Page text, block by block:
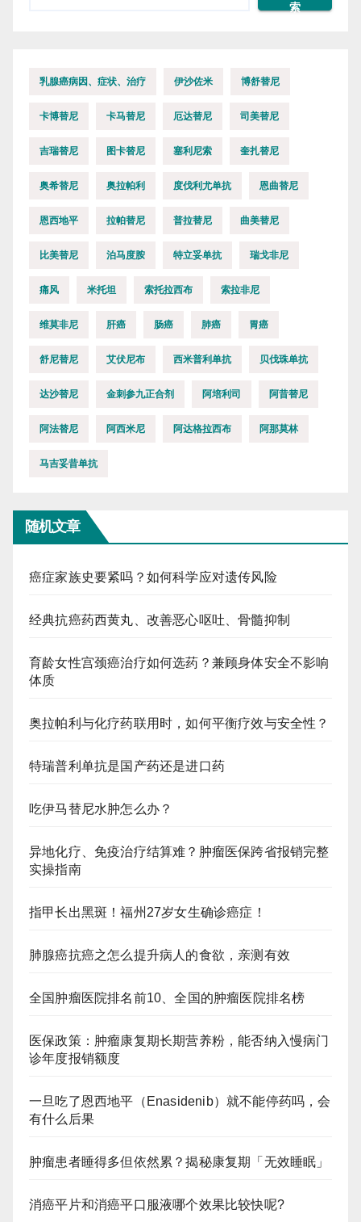
索
乳腺癌病因、症状、治疗 伊沙佐米 博舒替尼
卡博替尼 卡马替尼 厄达替尼 司美替尼
吉瑞替尼 图卡替尼 塞利尼索 奎扎替尼
奥希替尼 奥拉帕利 度伐利尤单抗 恩曲替尼
恩西地平 拉帕替尼 普拉替尼 曲美替尼
比美替尼 泊马度胺 特立妥单抗 瑞戈非尼
痛风 米托坦 索托拉西布 索拉非尼
维莫非尼 肝癌 肠癌 肺癌 胃癌
舒尼替尼 艾伏尼布 西米普利单抗 贝伐珠单抗
达沙替尼 金刺参九正合剂 阿培利司 阿昔替尼
阿法替尼 阿西米尼 阿达格拉西布 阿那莫林
马吉妥昔单抗
随机文章
癌症家族史要紧吗？如何科学应对遗传风险
经典抗癌药西黄丸、改善恶心呕吐、骨髓抑制
育龄女性宫颈癌治疗如何选药？兼顾身体安全不影响
体质
奥拉帕利与化疗药联用时，如何平衡疗效与安全性？
特瑞普利单抗是国产药还是进口药
吃伊马替尼水肿怎么办？
异地化疗、免疫治疗结算难？肿瘤医保跨省报销完整
实操指南
指甲长出黑斑！福州27岁女生确诊癌症！
肺腺癌抗癌之怎么提升病人的食欲，亲测有效
全国肿瘤医院排名前10、全国的肿瘤医院排名榜
医保政策：肿瘤康复期长期营养粉，能否纳入慢病门
诊年度报销额度
一旦吃了恩西地平（Enasidenib）就不能停药吗，会
有什么后果
肿瘤患者睡得多但依然累？揭秘康复期「无效睡眠」
消癌平片和消癌平口服液哪个效果比较快呢?